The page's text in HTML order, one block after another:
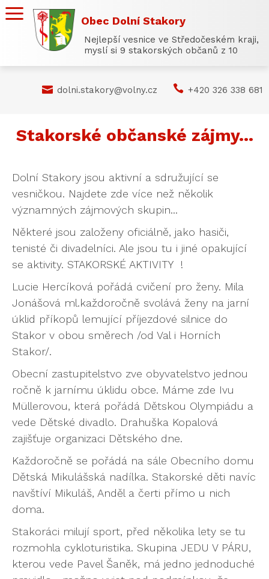
Obec Dolní Stakory
Nejlepší vesnice ve Středočeském kraji,
myslí si 9 stakorských občanů z 10
 dolni.stakory@volny.cz  +420 326 338 681
Stakorské občanské zájmy...
Dolní Stakory jsou aktivní a sdružující se
vesničkou. Najdete zde více než několik
významných zájmových skupin...
Některé jsou založeny oficiálně, jako hasiči,
tenisté či divadelníci. Ale jsou tu i jiné opakující
se aktivity. STAKORSKÉ AKTIVITY !
Lucie Hercíková pořádá cvičení pro ženy. Mila
Jonášová ml.každoročně svolává ženy na jarní
úklid příkopů lemující příjezdové silnice do
Stakor v obou směrech /od Val i Horních
Stakor/.
Obecní zastupitelstvo zve obyvatelstvo jednou
ročně k jarnímu úklidu obce. Máme zde Ivu
Müllerovou, která pořádá Dětskou Olympiádu a
vede Dětské divadlo. Drahuška Kopalová
zajišťuje organizaci Dětského dne.
Každoročně se pořádá na sále Obecního domu
Dětská Mikulášská nadílka. Stakorské děti navíc
navštíví Mikuláš, Anděl a čerti přímo u nich
doma.
Stakoráci milují sport, před několika lety se tu
rozmohla cykloturistika. Skupina JEDU V PÁRU,
kterou vede Pavel Šaněk, má jedno jednoduché